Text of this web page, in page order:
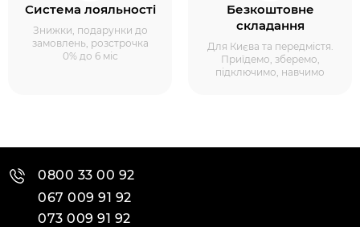
Система лояльності
Знижки, подарунки до
замовлень, розстрочка
0% до 6 міс
Безкоштовне
складання
Для Києва та передмістя.
Приїдемо, зберемо,
підключимо, навчимо
0800 33 00 92
067 009 91 92
073 009 91 92